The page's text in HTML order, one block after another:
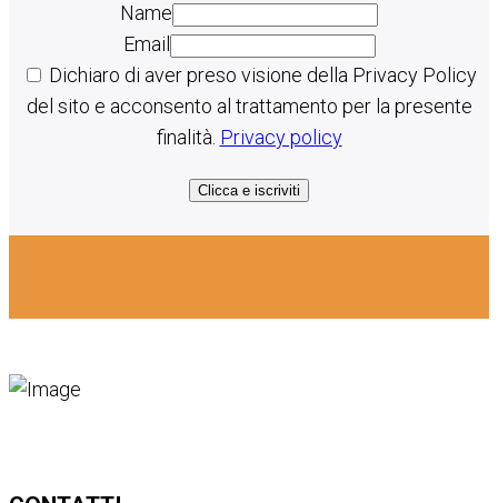
Name
Email
Dichiaro di aver preso visione della Privacy Policy
del sito e acconsento al trattamento per la presente
finalità. Privacy policy
Clicca e iscriviti